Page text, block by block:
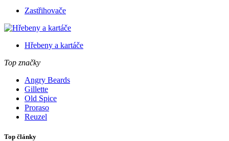
Zastřihovače
Hřebeny a kartáče
Top značky
Angry Beards
Gillette
Old Spice
Proraso
Reuzel
Top články